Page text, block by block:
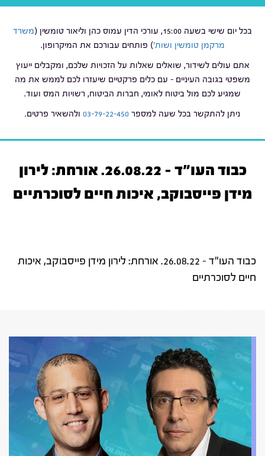
בכל יום שישי בשעה 15:00, עורכי הדין עמוס כהן וליאור טומשין (
משרד
מרקמן טומשין ושות') פותחים עבורכם את המיקרופון.
אתם עולים לשידור, שואלים שאלות על הזכויות שלכם, ומקבלים ייעוץ
משפטי בגובה העיניים – עם כלים פרקטיים שיעזרו לכם לממש את מה
שמגיע לכם מול ביטוח לאומי, חברות הביטוח, רשויות המס ועוד.
ניתן להתקשר בכל שעה למספר 03-79-22-450 ולהשאיר פרטים.
כבוד העו"ד - 26.08.22. אורחת: לירון
מידן פייסבוקב, איכות חיים לסוכרתיים
כבוד העו"ד – 26.08.22. אורחת: לירון מידן פייסבוקב, איכות
חיים לסוכרתיים